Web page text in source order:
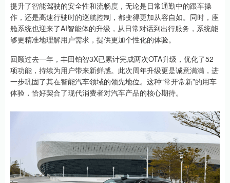
提升了智能驾驶的安全性和流畅度，无论是日常通勤中的跟车操
作，还是高速行驶时的巡航控制，都变得更加从容自如。同时，座
舱系统也迎来了AI智能体的升级，从日常对话到出行服务，系统能
够更精准地理解用户需求，提供更加个性化的体验。
回顾过去一年，丰田铂智3X已累计完成两次OTA升级，优化了52
项功能，持续为用户带来新鲜感。此次周年升级更是诚意满满，进
一步巩固了其在智能汽车领域的领先地位。这种“常开常新”的用车
体验，恰好契合了现代消费者对汽车产品的核心期待。